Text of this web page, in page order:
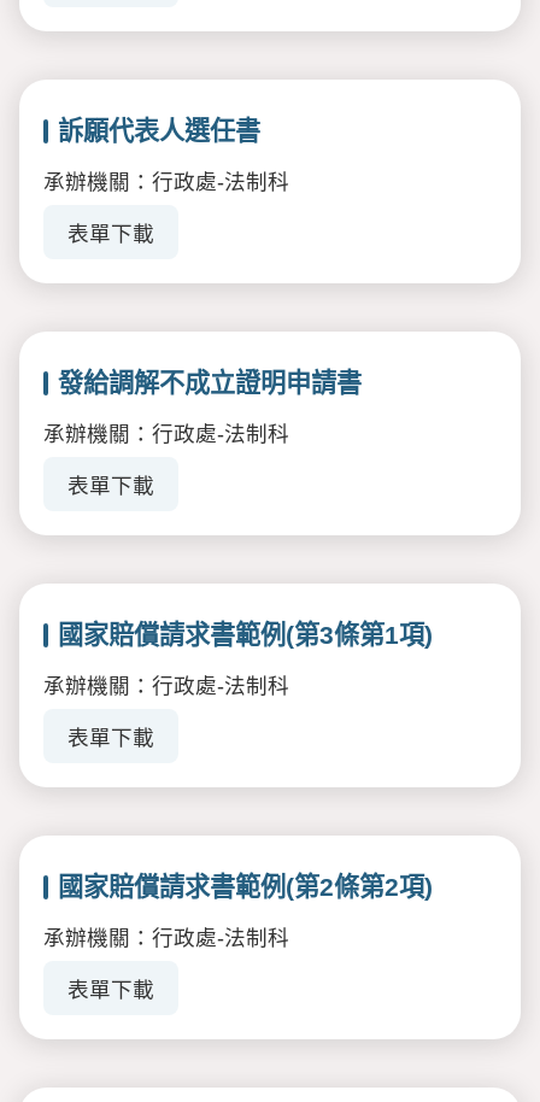
訴願代表人選任書
承辦機關：行政處-法制科
表單下載
發給調解不成立證明申請書
承辦機關：行政處-法制科
表單下載
國家賠償請求書範例(第3條第1項)
承辦機關：行政處-法制科
表單下載
國家賠償請求書範例(第2條第2項)
承辦機關：行政處-法制科
表單下載